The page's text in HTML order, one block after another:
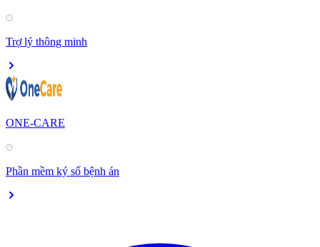
Trợ lý thông minh
ONE-CARE
Phần mềm ký số bệnh án